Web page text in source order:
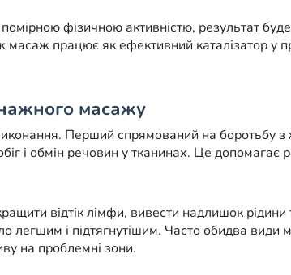
фізичною активністю, результат
працює як ефективний каталізатор у
масажу
Перший спрямований на боротьбу
і обмін речовин у тканинах. Це
відтік лімфи, вивести надлишок
легшим і підтягнутішим. Часто обидва
на проблемні зони.